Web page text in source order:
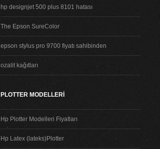
hp designjet 500 plus 8101 hatası
The Epson SureColor
epson stylus pro 9700 fiyatı sahibinden
ozalit kağıtları
PLOTTER MODELLERİ
Hp Plotter Modelleri Fiyatları
Hp Latex (lateks)Plotter